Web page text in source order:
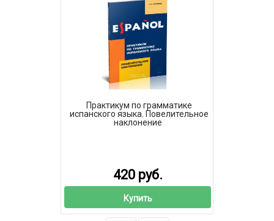
Практикум по грамматике
испанского языка. Повелительное
наклонение
420 руб.
Купить